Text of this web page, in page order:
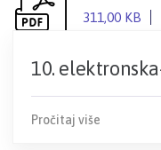
311,00 KB
10.
Pročitaj više